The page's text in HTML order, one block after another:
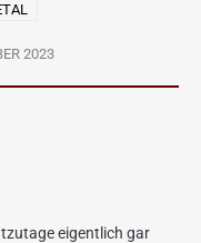
2023
eigentlich gar